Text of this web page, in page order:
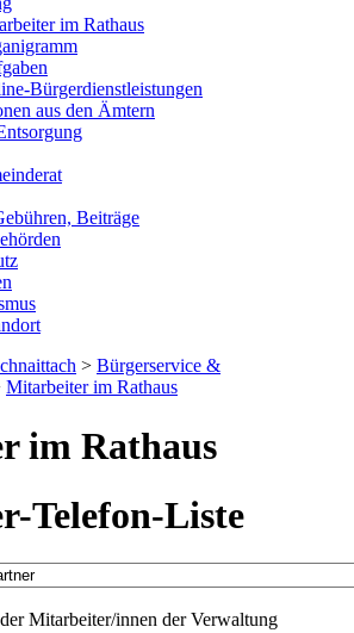
im Rathaus
Bürgerdienstleistungen
aus den Ämtern
Beiträge
> Bürgerservice &
Mitarbeiter im Rathaus
im Rathaus
Telefon-Liste
Mitarbeiter/innen der Verwaltung